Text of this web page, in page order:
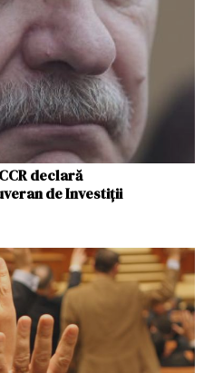
declară
de Investiții